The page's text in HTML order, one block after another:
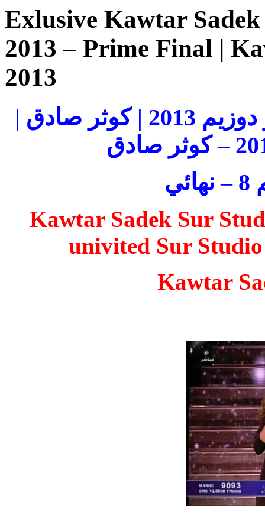
Exlusive Kawtar
2013 – Prime Final |
2013
حصريا كوثر صادق على استوديو دوزيم 2013 | كوثر صادق |
Kawtar Sadek Sur
univited Sur
Kawtar